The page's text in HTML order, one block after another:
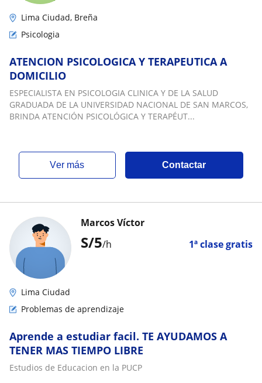
Lima Ciudad, Breña
Psicologia
ATENCION PSICOLOGICA Y TERAPEUTICA A
DOMICILIO
ESPECIALISTA EN PSICOLOGIA CLINICA Y DE LA SALUD
GRADUADA DE LA UNIVERSIDAD NACIONAL DE SAN MARCOS,
BRINDA ATENCIÓN PSICOLÓGICA Y TERAPÉUT...
ver más Contactar
S/5/h 1ª clase gratis
Marcos Víctor
Lima Ciudad
Problemas de aprendizaje
Aprende a estudiar facil. TE AYUDAMOS A
TENER MAS TIEMPO LIBRE
Estudios de Educacion en la PUCP